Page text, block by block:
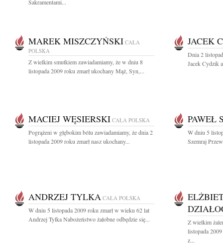
Sakramentami...
MAREK MISZCZYŃSKI CAŁA
POLSKA
Z wielkim smutkiem zawiadamiamy, że w dniu 8
listopada 2009 roku zmarł ukochany Mąż, Syn,...
JACEK
Dnia 2
Jacek Cydzik
MACIEJ WĘSIERSKI CAŁA POLSKA
Pogrążeni w głębokim bólu zawiadamiamy, że dnia 2
listopada 2009 roku zmarł nasz ukochany...
PAWEŁ
W dniu 5
Szemraj
ANDRZEJ TYLKA CAŁA POLSKA
W dniu 5 listopada 2009 roku zmarł w wieku 62 lat
Andrzej Tylka Nabożeństwo żałobne odbędzie się...
Z wielkim
listopada
z...